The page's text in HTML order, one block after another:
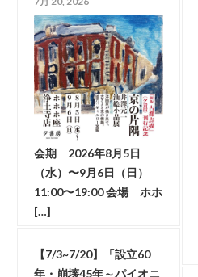
会期 2026年8月5日
（水）〜9月6日（日）
11:00〜19:00 会場 ホホ
[…]
【7/3~7/20】「設立60
年・崩壊45年～パイオニ